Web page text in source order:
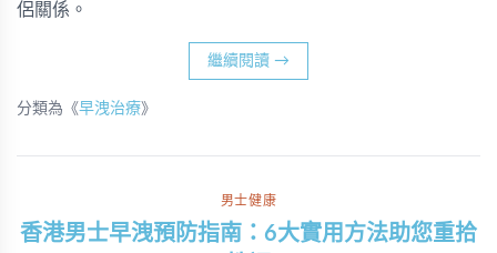
侶關係。
繼續閱讀 →
分類為《早洩治療》
男士健康
香港男士早洩預防指南：6大實用方法助您重拾